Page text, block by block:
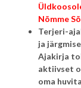
Nõmme
Terjeri-
ja
Ajakirja
aktiivset
oma